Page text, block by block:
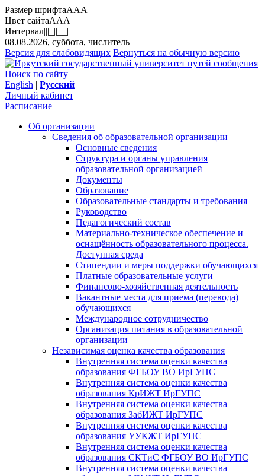
Размер шрифтаAAA
Цвет сайтаAAA
Интервал|||_||__|
08.08.2026, суббота, числитель
Версия для слабовидящих Вернуться на обычную версию
Поиск по сайту
English | Русский
Личный кабинет
Расписание
Об организации
Сведения об образовательной организации
Основные сведения
Структура и органы управления
образовательной организацией
Документы
Образование
Образовательные стандарты и требования
Руководство
Педагогический состав
Материально-техническое обеспечение и
оснащённость образовательного процесса.
Доступная среда
Стипендии и меры поддержки обучающихся
Платные образовательные услуги
Финансово-хозяйственная деятельность
Вакантные места для приема (перевода)
обучающихся
Международное сотрудничество
Организация питания в образовательной
организации
Независимая оценка качества образования
Внутренняя система оценки качества
образования ФГБОУ ВО ИрГУПС
Внутренняя система оценки качества
образования КрИЖТ ИрГУПС
Внутренняя система оценки качества
образования ЗабИЖТ ИрГУПС
Внутренняя система оценки качества
образования УУКЖТ ИрГУПС
Внутренняя система оценки качества
образования СКТиС ФГБОУ ВО ИрГУПС
Внутренняя система оценки качества